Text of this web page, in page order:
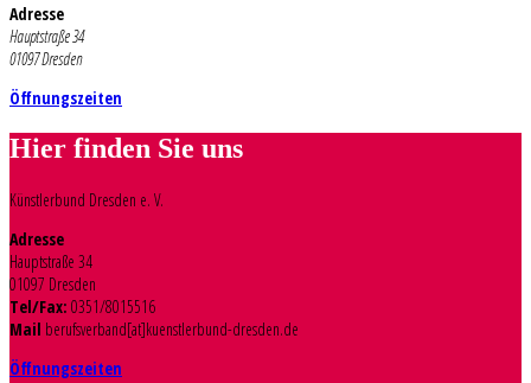
Adresse
Hauptstraße 34
01097 Dresden
Öffnungszeiten
Hier finden Sie uns
Künstlerbund Dresden e. V.
Adresse
Hauptstraße 34
01097 Dresden
Tel/Fax: 0351/8015516
Mail berufsverband[at]kuenstlerbund-dresden.de
Öffnungszeiten